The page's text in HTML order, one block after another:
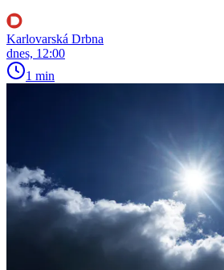
Karlovarská Drbna
dnes, 12:00
1 min